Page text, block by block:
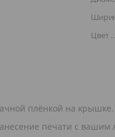
Цвет
плёнкой на крышке.
печати с вашим